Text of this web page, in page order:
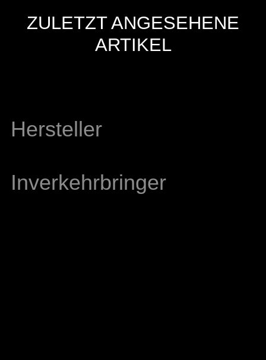
ZULETZT ANGESEHENE
ARTIKEL
Hersteller
Inverkehrbringer